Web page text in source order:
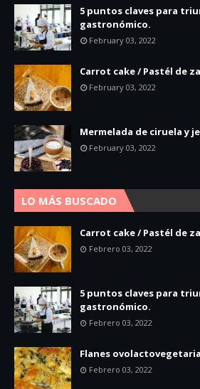
5 puntos claves para
gastronómico.
February 03, 2022
Carrot cake / Pastél de
February 03, 2022
Mermelada de ciruela y
February 03, 2022
LO MÁS BUSCADO
Carrot cake / Pastél de
Febrero 03, 2022
5 puntos claves para
gastronómico.
Febrero 03, 2022
Flanes
Febrero 03, 2022